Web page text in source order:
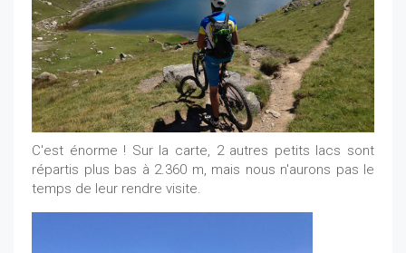
C'est énorme ! Sur la carte, 2 autres petits lacs sont
répartis plus bas à 2.360 m, mais nous n'aurons pas le
temps de leur rendre visite.